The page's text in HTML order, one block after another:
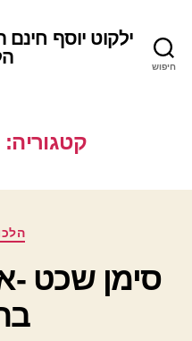
חיפוש
ילקוט יוסף
קטגוריה:
סימן שכט -